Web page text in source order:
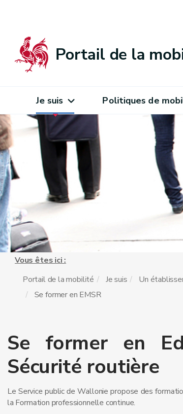
Portail de la
Je suis Politiques de
Vous êtes ici :
Portail de la mobilité
Je suis Un
Se former en EMSR
Se former en
Sécurité routière
Le Service public de Wallonie propose des
la Formation professionnelle continue.